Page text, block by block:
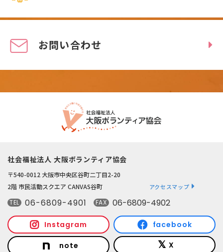
お問い合わせ
社会福祉法人 大阪ボランティア協会
〒540-0012 大阪市中央区谷町二丁目2-20
2階 市民活動スクエア CANVAS谷町
アクセスマップ
TEL 06-6809-4901 FAX 06-6809-4902
Instagram facebook
note X